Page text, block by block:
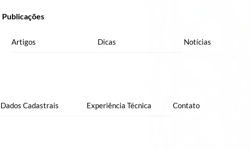
Publicações
Artigos Dicas Notícias
Dados Cadastrais Experiência Técnica Contato